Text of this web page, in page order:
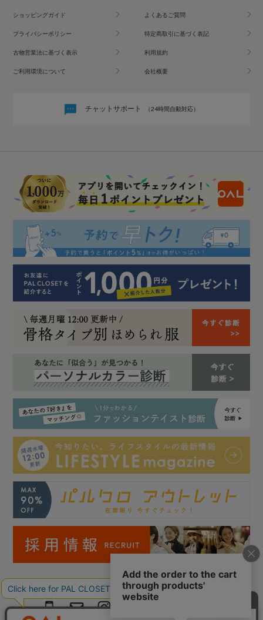
ショッピングガイド よくあるご質問
プライバシーポリシー 特定商取引に基づく表記
古物営業法に基づく表示 利用規約
ご利用環境について 会社概要
チャットサポート （24時間自動対応）